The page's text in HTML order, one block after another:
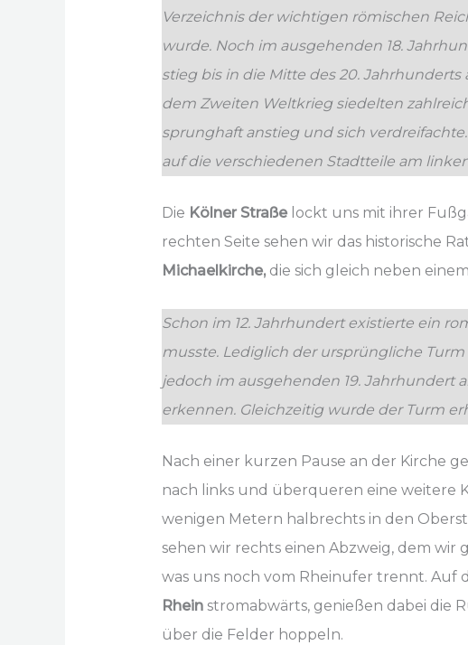
Verzeichnis der wichtigen römischen
wurde. Noch im ausgehenden 18.
stieg bis in die Mitte des 20.
dem Zweiten Weltkrieg siedelten
sprunghaft anstieg und sich
auf die verschiedenen Stadtteile am
Die Kölner Straßelockt uns mit ihrer
rechten Seite sehen wir das historische
Michaelkirche,die sich gleich neben einem
Schon im 12. Jahrhundert existierte ein
musste. Lediglich der ursprüngliche
jedoch im ausgehenden 19. Jahrhundert
erkennen. Gleichzeitig wurde der Turm
Nach einer kurzen Pause an der Kirche
nach links und überqueren eine weitere
wenigen Metern halbrechts in den
sehen wir rechts einen Abzweig, dem wir
was uns noch vom Rheinufer trennt.
Rheinstromabwärts, genießen dabei die
über die Felder hoppeln.